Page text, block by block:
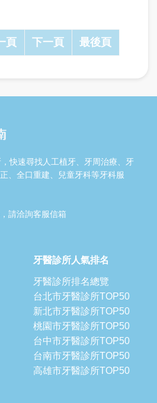
頁
下
一
下一頁
Last
page
最後頁
快速尋找人工植牙、牙周治療、牙
、全口重建、兒童牙科等牙科服
請洽詢客服信箱
牙醫診所人氣排名
牙醫診所排名總覽
台北市牙醫診所TOP50
新北市牙醫診所TOP50
桃園市牙醫診所TOP50
台中市牙醫診所TOP50
台南市牙醫診所TOP50
高雄市牙醫診所TOP50